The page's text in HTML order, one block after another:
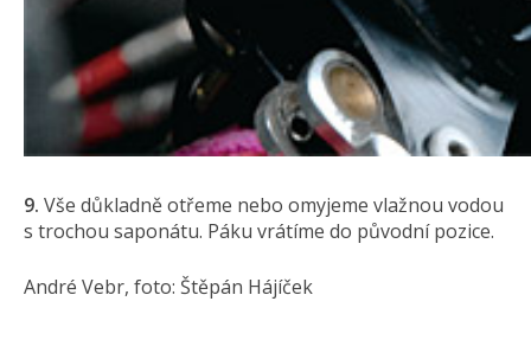
9. Vše důkladně otřeme nebo omyjeme vlažnou vodou
s trochou saponátu. Páku vrátíme do původní pozice.
André Vebr, foto: Štěpán Hájíček